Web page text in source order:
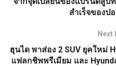
สำเร็จของป
Next
ฮุนได พาส่อง 2 SUV ยุคใหม่
แฟลกชิพพรีเมียม และ